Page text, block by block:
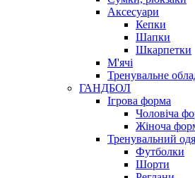
Аксесуари
Кепки
Шапки
Шкарпетки
М'ячі
Тренувальне
ГАНДБОЛ
Ігрова форма
Чоловіча
Жіноча
Тренувальний
Футболки
Шорти